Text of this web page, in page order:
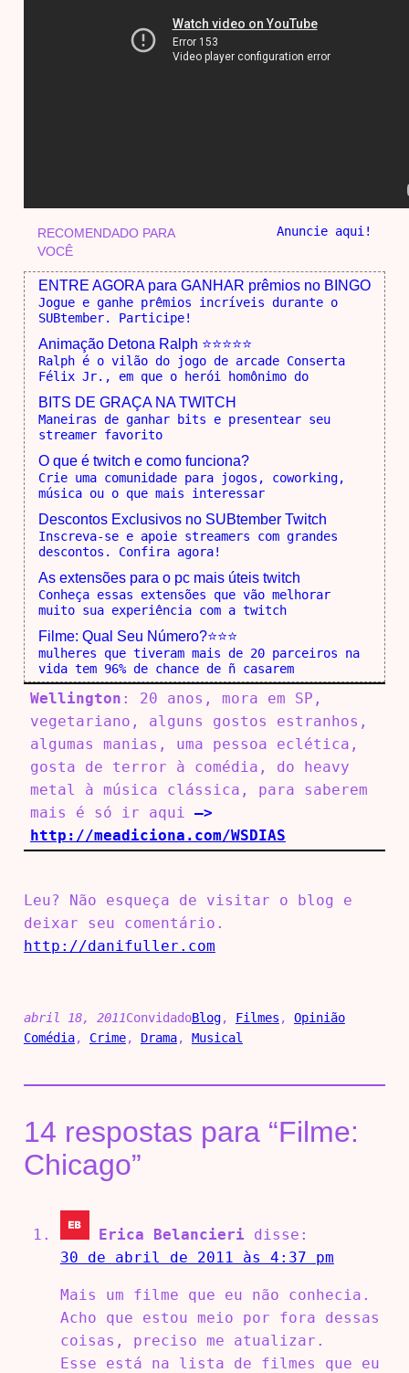
RECOMENDADO PARA
VOCÊ
Anuncie aqui!
ENTRE AGORA para GANHAR prêmios no BINGO
Jogue e ganhe prêmios incríveis durante o
SUBtember. Participe!
Animação Detona Ralph ⭐⭐⭐⭐⭐
Ralph é o vilão do jogo de arcade Conserta
Félix Jr., em que o herói homônimo do
BITS DE GRAÇA NA TWITCH
Maneiras de ganhar bits e presentear seu
streamer favorito
O que é twitch e como funciona?
Crie uma comunidade para jogos, coworking,
música ou o que mais interessar
Descontos Exclusivos no SUBtember Twitch
Inscreva-se e apoie streamers com grandes
descontos. Confira agora!
As extensões para o pc mais úteis twitch
Conheça essas extensões que vão melhorar
muito sua experiência com a twitch
Filme: Qual Seu Número?⭐⭐⭐
mulheres que tiveram mais de 20 parceiros na
vida tem 96% de chance de ñ casarem
Wellington : 20 anos, mora em SP,
vegetariano, alguns gostos estranhos,
algumas manias, uma pessoa eclética,
gosta de terror à comédia, do heavy
metal à música clássica, para saberem
mais é só ir aqui –>
http://meadiciona.com/WSDIAS
Leu? Não esqueça de visitar o blog e
deixar seu comentário.
http://danifuller.com
abril 18, 2011ConvidadoBlog, Filmes , Opinião
Comédia, Crime, Drama, Musical
14 respostas para “Filme:
Chicago”
Erica Belancieri
disse:
30 de abril de 2011 às 4:37 pm
Mais um filme que eu não conhecia.
Acho que estou meio por fora dessas
coisas, preciso me atualizar.
Esse está na lista de filmes que eu